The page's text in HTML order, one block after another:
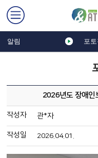
알림 포
2026년도 장애인
작성자 관*자
작성일 2026.04.01.